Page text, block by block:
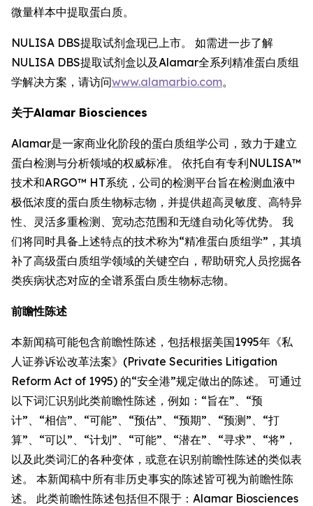
微量样本中提取蛋白质。
NULISA DBS提取试剂盒现已上市。 如需进一步了解
NULISA DBS提取试剂盒以及Alamar全系列精准蛋白质组
学解决方案，请访问www.alamarbio.com。
关于Alamar Biosciences
Alamar是一家商业化阶段的蛋白质组学公司，致力于建立
蛋白检测与分析领域的权威标准。 依托自有专利NULISA™
技术和ARGO™ HT系统，公司的检测平台旨在检测血液中
极低浓度的蛋白质生物标志物，并提供超高灵敏度、高特异
性、灵活多重检测、宽动态范围和无缝自动化等优势。 我
们将同时具备上述特点的技术称为“精准蛋白质组学”，其填
补了高级蛋白质组学领域的关键空白，帮助研究人员挖掘各
类疾病状态对应的全谱系蛋白质生物标志物。
前瞻性陈述
本新闻稿可能包含前瞻性陈述，包括根据美国1995年《私
人证券诉讼改革法案》(Private Securities Litigation
Reform Act of 1995) 的“安全港”规定做出的陈述。 可通过
以下词汇识别此类前瞻性陈述，例如：“旨在”、“预
计”、“相信”、“可能”、“预估”、“预期”、“预测”、“打
算”、“可以”、“计划”、“可能”、“潜在”、“寻求”、“将”，
以及此类词汇的各种变体，或意在识别前瞻性陈述的类似表
述。 本新闻稿中所有非历史事实的陈述皆可视为前瞻性陈
述。 此类前瞻性陈述包括但不限于：Alamar Biosciences